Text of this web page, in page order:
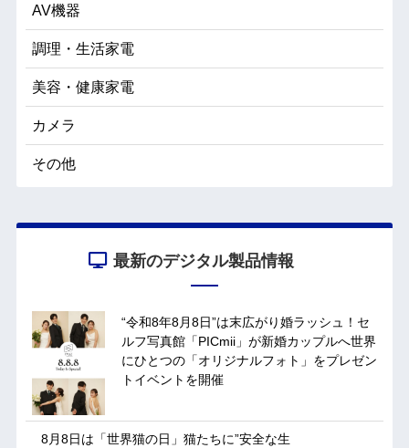
AV機器
調理・生活家電
美容・健康家電
カメラ
その他
最新のデジタル製品情報
“令和8年8月8日”は末広がり婚ラッシュ！セ
ルフ写真館「PICmii」が新婚カップルへ世界
にひとつの「オリジナルフォト」をプレゼン
トイベントを開催
8月8日は「世界猫の日」猫たちに”安全な生